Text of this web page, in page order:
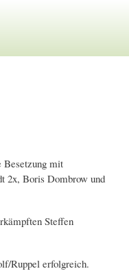
Besetzung mit
2x, Boris Dombrow und
Steffen
Ruppel erfolgreich.